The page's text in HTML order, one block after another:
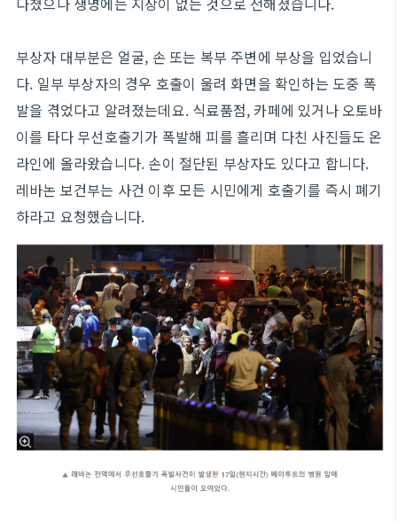
부상자 대부분은 얼굴, 손 또는 복부 주변에 부상을 입었습니
다. 일부 부상자의 경우 호출이 울려 화면을 확인하는 도중 폭
발을 겪었다고 알려졌는데요. 식료품점, 카페에 있거나 오토바
이를 타다 무선호출기가 폭발해 피를 흘리며 다친 사진들도 온
라인에 올라왔습니다. 손이 절단된 부상자도 있다고 합니다.
레바논 보건부는 사건 이후 모든 시민에게 호출기를 즉시 폐기
하라고 요청했습니다.